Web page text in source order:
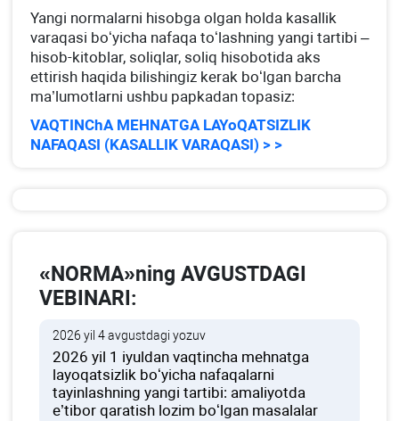
Yangi normalarni hisobga olgan holda kasallik
varaqasi boʻyicha nafaqa toʻlashning yangi tartibi –
hisob-kitoblar, soliqlar, soliq hisobotida aks
ettirish haqida bilishingiz kerak boʻlgan barcha
ma’lumotlarni ushbu papkadan topasiz:
VAQTINChA MEHNATGA LAYoQATSIZLIK
NAFAQASI (KASALLIK VARAQASI) > >
«NORMA»ning AVGUSTDAGI
VEBINARI:
2026 yil 4 avgustdagi yozuv
2026 yil 1 iyuldan vaqtincha mehnatga
layoqatsizlik boʻyicha nafaqalarni
tayinlashning yangi tartibi: amaliyotda
e’tibor qaratish lozim boʻlgan masalalar